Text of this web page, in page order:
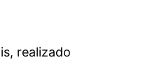
realizado